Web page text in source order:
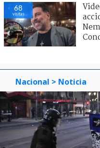
68
visitas
Nacional > Noticia